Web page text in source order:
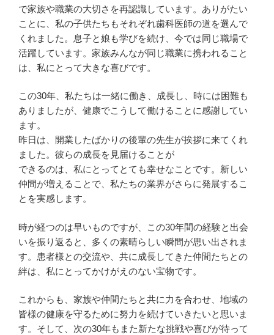
で家族や職業の大切さを再認識しています。ありがたい
ことに、私の子供たちもそれぞれ歯科医師の道を選んで
くれました。息子と娘も学びを続け、今では同じ職場で
活躍しています。家族みんなが同じ職業に携われること
は、私にとって大きな喜びです。
この30年、私たちは一緒に働き、成長し、時には困難も
ありましたが、健康でこうして働けることに感謝してい
ます。
昨日は、開業したばかりの後輩の先生が挨拶に来てくれ
ました。彼らの成長を見届けることが
できるのは、私にとってとても幸せなことです。新しい
仲間が増えることで、私たちの業界がさらに発展するこ
とを実感します。
時が経つのは早いものですが、この30年間の経験と出会
いを振り返ると、多くの素晴らしい瞬間が思い出されま
す。患者様との交流や、共に成長してきた仲間たちとの
絆は、私にとってかけがえのない宝物です。
これからも、家族や仲間たちと共に力を合わせ、地域の
皆様の健康を守るために努力を続けていきたいと思いま
す。そして、次の30年もまた新たな挑戦や喜びが待って